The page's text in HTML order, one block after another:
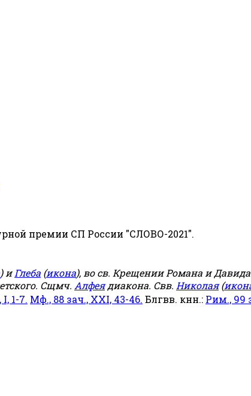
премии СП России "СЛОВО-2021".
) иГлеба (икона), во св. Крещении Романа и
Сщмч. Алфеядиакона. Свв. Николая(
I, 1-7. Мф., 88 зач., XXI, 43-46. Блгвв. кнн.: Рим., 99